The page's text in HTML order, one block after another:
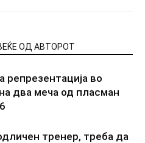
ОД АВТОРОТ
репрезентација во
два меча од пласман
тренер, треба да